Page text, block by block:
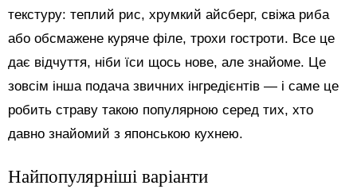
текстуру: теплий рис, хрумкий айсберг, свіжа риба
або обсмажене куряче філе, трохи гостроти. Все це
дає відчуття, ніби їси щось нове, але знайоме. Це
зовсім інша подача звичних інгредієнтів — і саме це
робить страву такою популярною серед тих, хто
давно знайомий з японською кухнею.
Найпопулярніші варіанти